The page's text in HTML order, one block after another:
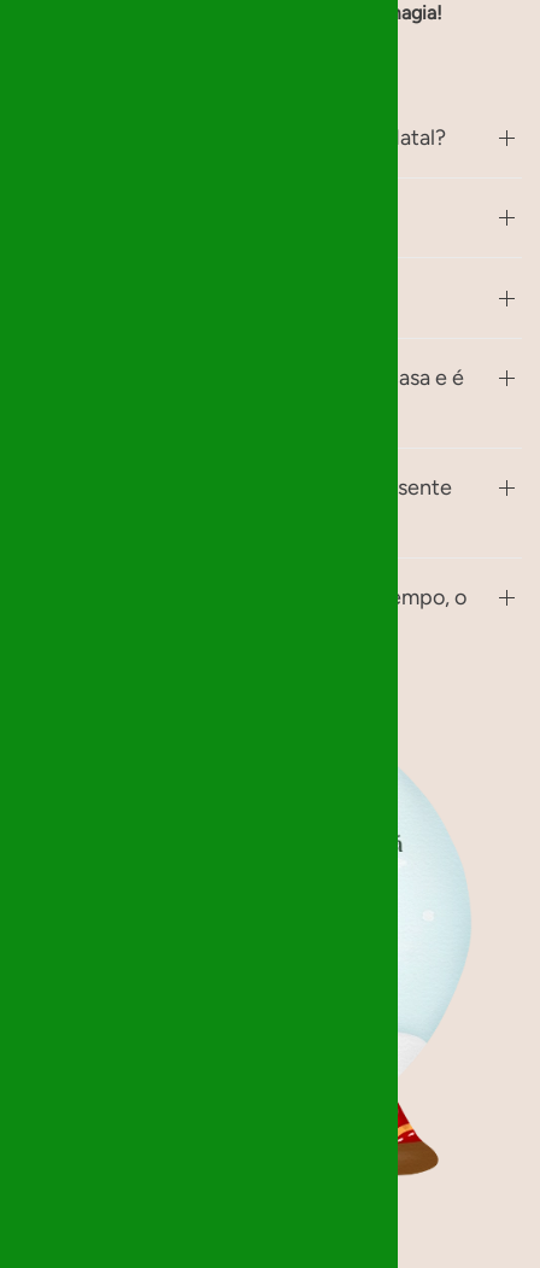
Obrigado por fazer parte dessa magia!
O que é a organização Mágicos de Natal?
Posso oferecer algo que já tenho em casa e é
E se não encontrar exatamente o presente
Não consegui entregar o presente a tempo, o